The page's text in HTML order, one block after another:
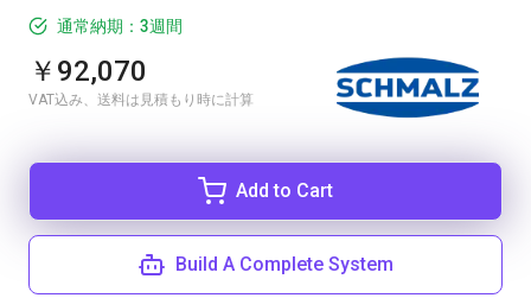
通常納期：3週間
￥92,070
VAT込み、送料は見積もり時に計算
Add to Cart
Build A Complete System